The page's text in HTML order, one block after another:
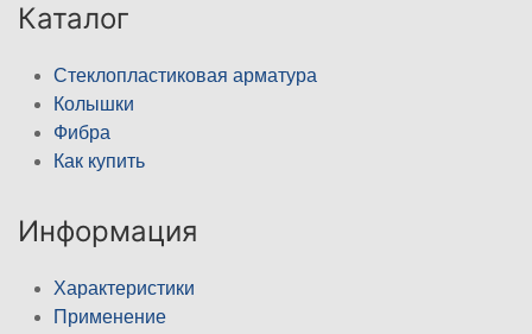
Каталог
Стеклопластиковая арматура
Колышки
Фибра
Как купить
Информация
Характеристики
Применение